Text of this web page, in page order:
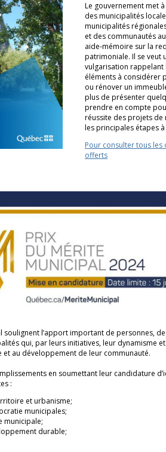
Le gouvernement met
des municipalités
municipalités
et des communautés
aide-mémoire sur la
patrimoniale. Il se veut
vulgarisation rappelant
éléments à considérer
ou rénover un
plus de présenter
prendre en compte
réussite des projets
les principales étapes
Pour consulter tous les
offerts
soulignent l’apport important de personnes,
qui, par leurs initiatives, leur dynamisme
au développement de leur communauté.
en soumettant leur candidature
:
et urbanisme;
municipales;
municipale;
durable;